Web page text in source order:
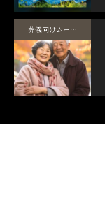
葬儀向けムービーテンプレート